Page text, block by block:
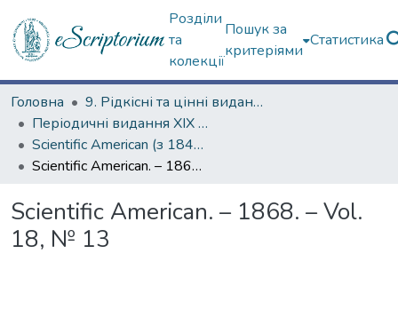
Розділи
та
колекції
Пошук за
критеріями
Статистика
Головна
9. Рідкісні та цінні видання
Періодичні видання ХІХ ст.
Scientific American (з 1845 р.)
Scientific American. – 1868. – Vol. 18, № 13
Scientific American. – 1868. – Vol.
18, № 13